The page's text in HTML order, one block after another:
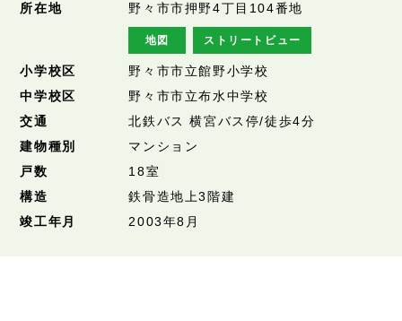
所在地
野々市市押野4丁目104番地
地図 ストリートビュー
小学校区
野々市市立館野小学校
中学校区
野々市市立布水中学校
交通
北鉄バス 横宮バス停/徒歩4分
建物種別
マンション
戸数
18室
構造
鉄骨造地上3階建
竣工年月
2003年8月